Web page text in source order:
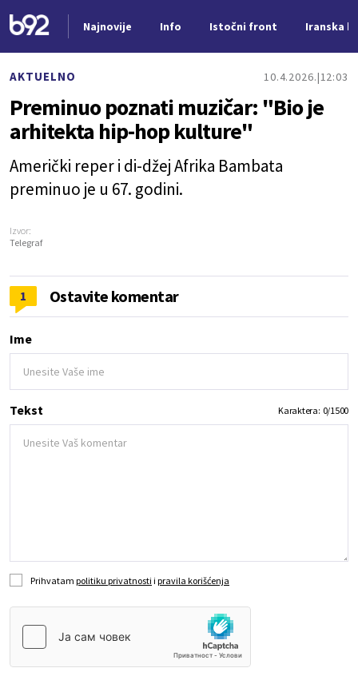
Najnovije Info Istočni front Iranska
AKTUELNO 10.4.2026. 12:03
Preminuo poznati muzičar: "Bio je
arhitekta hip-hop kulture"
Američki reper i di-džej Afrika Bambata
preminuo je u 67. godini.
Izvor:
Telegraf
1 Ostavite komentar
Ime
Tekst Karaktera: 0/1500
Prihvatam politiku privatnosti i pravila korišćenja